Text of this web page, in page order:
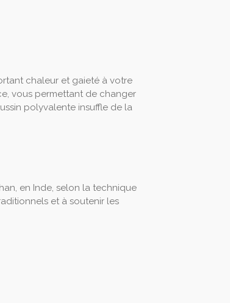
chaleur et gaieté à votre
vous permettant de changer
polyvalente insuffle de la
en Inde, selon la technique
et à soutenir les